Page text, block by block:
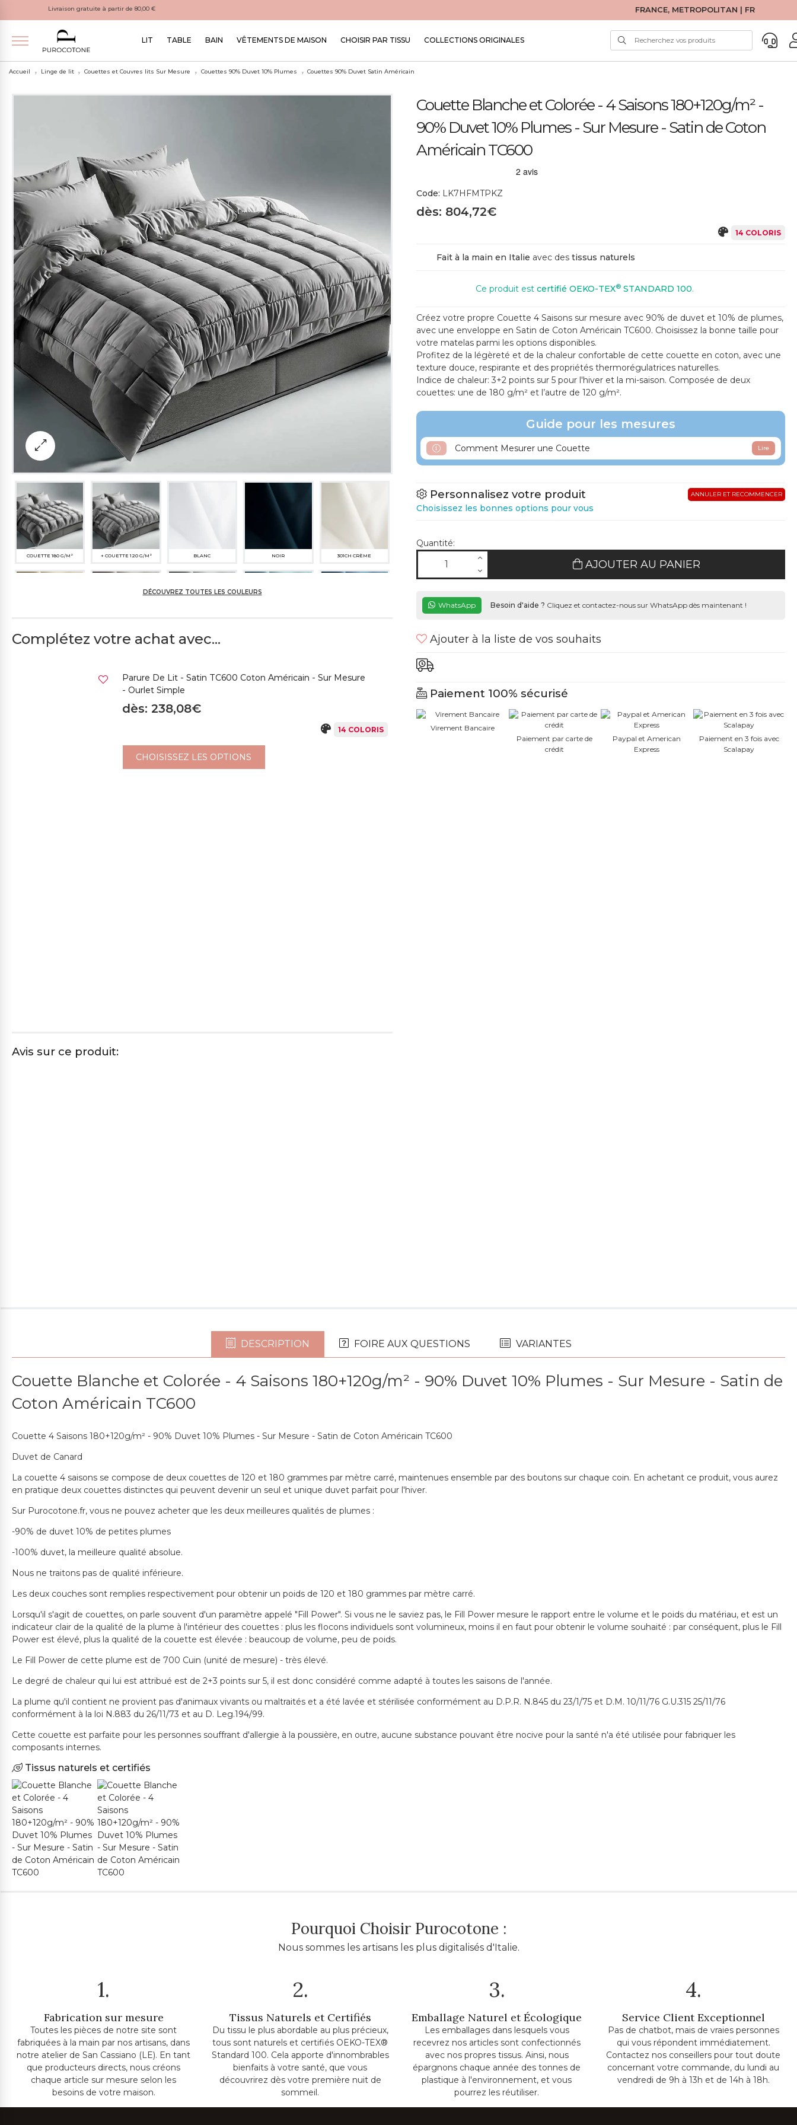
Livraison gratuite à partir de 80,00 € FRANCE, METROPOLITAN | FR
LIT TABLE BAIN VÊTEMENTS DE MAISON CHOISIR PAR TISSU COLLECTIONS ORIGINALES
Accueil Linge de lit Couettes et Couvres lits Sur Mesure Couettes 90% Duvet 10% Plumes Couettes 90% Duvet Satin Américain
COUETTE 180 G/M² + COUETTE 120 G/M² BLANC NOIR 301CH CRÈME
396CH SABLE
19774SC GRIS
499CH GRIS CLAIR
DÉCOUVREZ TOUTES LES COULEURS
Complétez votre achat avec...
Parure De Lit - Satin TC600 Coton Américain - Sur Mesure
- Ourlet Simple
dès: 238,08€
14 COLORIS
CHOISISSEZ LES OPTIONS
Avis sur ce produit:
Couette Blanche et Colorée - 4 Saisons 180+120g/m² -
90% Duvet 10% Plumes - Sur Mesure - Satin de Coton
Américain TC600
Code: LK7HFMTPKZ
dès: 804,72€
14 COLORIS
Fait à la main en Italie avec des tissus naturels
Ce produit est certifié OEKO-TEX® STANDARD 100.
Créez votre propre Couette 4 Saisons sur mesure avec 90% de duvet et 10% de plumes,
avec une enveloppe en Satin de Coton Américain TC600. Choisissez la bonne taille pour
votre matelas parmi les options disponibles.
Profitez de la légèreté et de la chaleur confortable de cette couette en coton, avec une
texture douce, respirante et des propriétés thermorégulatrices naturelles.
Indice de chaleur: 3+2 points sur 5 pour l'hiver et la mi-saison. Composée de deux
couettes: une de 180 g/m² et l’autre de 120 g/m².
Guide pour les mesures
Comment Mesurer une Couette Lire
Personnalisez votre produit
Choisissez les bonnes options pour vous
ANNULER ET RECOMMENCER
Quantité:
AJOUTER AU PANIER
WhatsApp Besoin d'aide ? Cliquez et contactez-nous sur WhatsApp dès maintenant !
Ajouter à la liste de vos souhaits
Paiement 100% sécurisé
Virement Bancaire
Paiement par carte de
crédit
Paypal et American
Express
Paiement en 3 fois avec
Scalapay
DESCRIPTION FOIRE AUX QUESTIONS VARIANTES
Couette Blanche et Colorée - 4 Saisons 180+120g/m² - 90% Duvet 10% Plumes - Sur Mesure - Satin de
Coton Américain TC600
Couette 4 Saisons 180+120g/m² - 90% Duvet 10% Plumes - Sur Mesure - Satin de Coton Américain TC600
Duvet de Canard
La couette 4 saisons se compose de deux couettes de 120 et 180 grammes par mètre carré, maintenues ensemble par des boutons sur chaque coin. En achetant ce produit, vous aurez
en pratique deux couettes distinctes qui peuvent devenir un seul et unique duvet parfait pour l'hiver.
Sur Purocotone.fr, vous ne pouvez acheter que les deux meilleures qualités de plumes :
-90% de duvet 10% de petites plumes
-100% duvet, la meilleure qualité absolue.
Nous ne traitons pas de qualité inférieure.
Les deux couches sont remplies respectivement pour obtenir un poids de 120 et 180 grammes par mètre carré.
Lorsqu'il s'agit de couettes, on parle souvent d'un paramètre appelé "Fill Power". Si vous ne le saviez pas, le Fill Power mesure le rapport entre le volume et le poids du matériau, et est un
indicateur clair de la qualité de la plume à l'intérieur des couettes : plus les flocons individuels sont volumineux, moins il en faut pour obtenir le volume souhaité : par conséquent, plus le Fill
Power est élevé, plus la qualité de la couette est élevée : beaucoup de volume, peu de poids.
Le Fill Power de cette plume est de 700 Cuin (unité de mesure) - très élevé.
Le degré de chaleur qui lui est attribué est de 2+3 points sur 5, il est donc considéré comme adapté à toutes les saisons de l'année.
La plume qu'il contient ne provient pas d'animaux vivants ou maltraités et a été lavée et stérilisée conformément au D.P.R. N.845 du 23/1/75 et D.M. 10/11/76 G.U.315 25/11/76
conformément à la loi N.883 du 26/11/73 et au D. Leg.194/99.
Cette couette est parfaite pour les personnes souffrant d'allergie à la poussière, en outre, aucune substance pouvant être nocive pour la santé n'a été utilisée pour fabriquer les
composants internes.
Tissus naturels et certifiés
Pourquoi Choisir Purocotone :
Nous sommes les artisans les plus digitalisés d'Italie.
1.
Fabrication sur mesure
Toutes les pièces de notre site sont
fabriquées à la main par nos artisans, dans
notre atelier de San Cassiano (LE). En tant
que producteurs directs, nous créons
chaque article sur mesure selon les
besoins de votre maison.
2.
Tissus Naturels et Certifiés
Du tissu le plus abordable au plus précieux,
tous sont naturels et certifiés OEKO-TEX®
Standard 100. Cela apporte d'innombrables
bienfaits à votre santé, que vous
découvrirez dès votre première nuit de
sommeil.
3.
Emballage Naturel et Écologique
Les emballages dans lesquels vous
recevrez nos articles sont confectionnés
avec nos propres tissus. Ainsi, nous
épargnons chaque année des tonnes de
plastique à l'environnement, et vous
pourrez les réutiliser.
4.
Service Client Exceptionnel
Pas de chatbot, mais de vraies personnes
qui vous répondent immédiatement.
Contactez nos conseillers pour tout doute
concernant votre commande, du lundi au
vendredi de 9h à 13h et de 14h à 18h.